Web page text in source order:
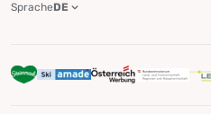
SpracheDE